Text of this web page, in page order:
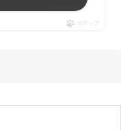
ポチップ